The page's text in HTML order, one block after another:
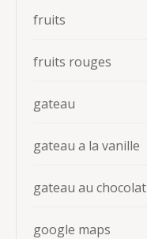
fruits
fruits rouges
gateau
gateau a la vanille
gateau au chocolat
google maps